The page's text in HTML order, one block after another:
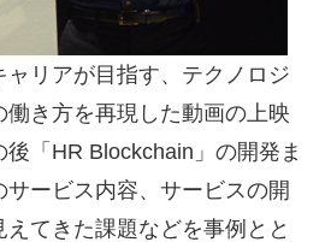
リアが目指す、テクノロジ
働き方を再現した動画の上映
「HR Blockchain」の開発ま
ービス内容、サービスの開
てきた課題などを事例とと